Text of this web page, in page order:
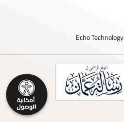
Echo Technology